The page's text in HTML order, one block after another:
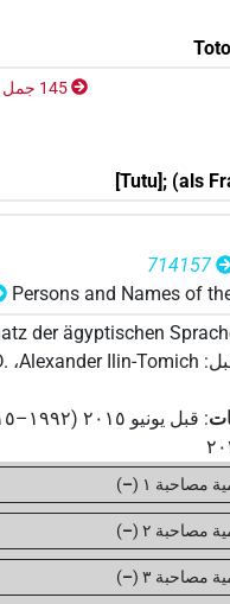
145 جمل
[Tutu]; (als
714157
Persons and Names of
der ägyptischen
:
Alexander Ilin-Tomich،
: قبل يونيو ۲۰۱٥ (۱۹۹۲–۲۰۱٥)
مصاحبة ١ –
)
مصاحبة ٢ –
)
مصاحبة ۳ –
)